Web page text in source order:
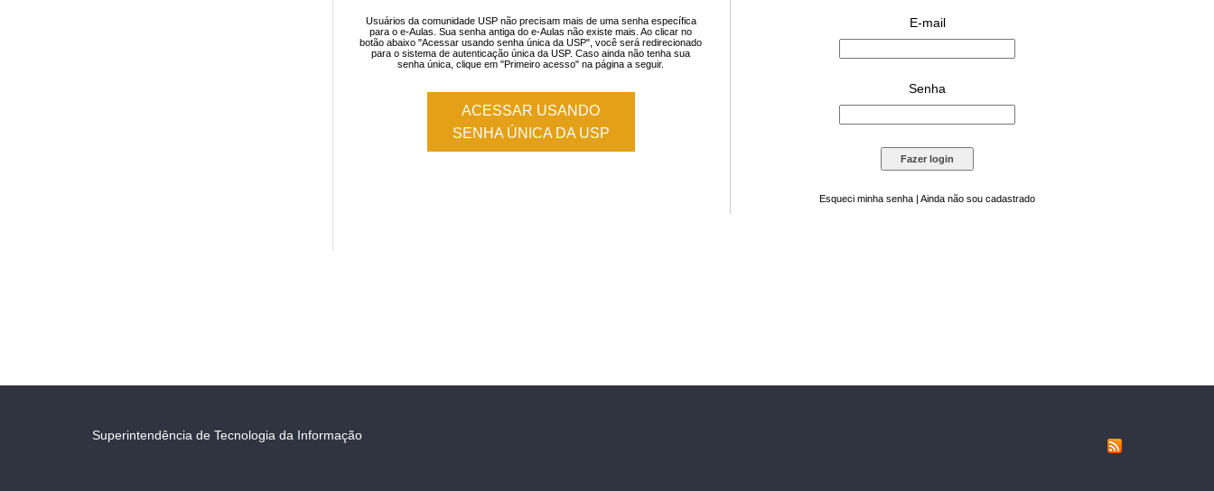
Usuários da comunidade USP não precisam mais de uma senha específica
para o e-Aulas. Sua senha antiga do e-Aulas não existe mais. Ao clicar no
botão abaixo "Acessar usando senha única da USP", você será redirecionado
para o sistema de autenticação única da USP. Caso ainda não tenha sua
senha única, clique em "Primeiro acesso" na página a seguir.
ACESSAR USANDO
SENHA ÚNICA DA USP
E-mail
Senha
Esqueci minha senha | Ainda não sou cadastrado
Superintendência de Tecnologia da Informação